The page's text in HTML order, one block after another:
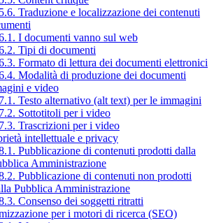
Traduzione e localizzazione dei contenuti
I documenti vanno sul web
Tipi di documenti
Formato di lettura dei documenti elettronici
Modalità di produzione dei documenti
e video
Testo alternativo (alt text) per le immagini
Sottotitoli per i video
Trascrizioni per i video
intellettuale e privacy
Pubblicazione di contenuti prodotti dalla
Amministrazione
Pubblicazione di contenuti non prodotti
Pubblica Amministrazione
Consenso dei soggetti ritratti
per i motori di ricerca (SEO)